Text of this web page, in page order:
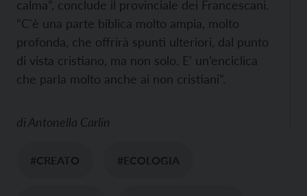
calma”, conclude il provinciale dei Francescani.
“C'è una parte biblica molto ampia, molto
profonda, che offrirà spunti ulteriori, dal punto
di vista cristiano, ma non solo. E’ un’enciclica
che parla molto anche ai non cristiani”.
diAntonella Carlin
#CREATO #ECOLOGIA